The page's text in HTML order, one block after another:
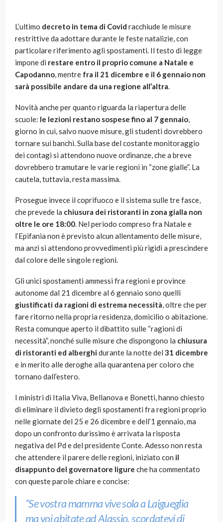
L’ultimo decreto in tema di Covid racchiude le misure
restrittive da adottare durante le feste natalizie, con
particolare riferimento agli spostamenti. Il testo di legge
impone di restare entro il proprio comune a Natale e
Capodanno, mentre fra il 21 dicembre e il 6 gennaio non
sarà possibile andare da una regione all’altra.
Novità anche per quanto riguarda la riapertura delle
scuole: le lezioni restano sospese fino al 7 gennaio,
giorno in cui, salvo nuove misure, gli studenti dovrebbero
tornare sui banchi. Sulla base del costante monitoraggio
dei contagi si attendono nuove ordinanze, che a breve
dovrebbero tramutare le varie regioni in “zone gialle”. La
cautela, tuttavia, resta massima.
Prosegue invece il coprifuoco e il sistema sulle tre fasce,
che prevede la chiusura dei ristoranti in zona gialla non
oltre le ore 18:00. Nel periodo compreso fra Natale e
l’Epifania non è previsto alcun allentamento delle misure,
ma anzi si attendono provvedimenti più rigidi a prescindere
dal colore delle singole regioni.
Gli unici spostamenti ammessi fra regioni e province
autonome dal 21 dicembre al 6 gennaio sono quelli
giustificati da ragioni di estrema necessità, oltre che per
fare ritorno nella propria residenza, domicilio o abitazione.
Resta comunque aperto il dibattito sulle “ragioni di
necessità”, nonché sulle misure che dispongono la chiusura
di ristoranti ed alberghidurante la notte del 31 dicembre
e in merito alle deroghe alla quarantena per coloro che
tornano dall’estero.
I ministri di Italia Viva, Bellanova e Bonetti, hanno chiesto
di eliminare il divieto degli spostamenti fra regioni proprio
nelle giornate del 25 e 26 dicembre e dell’1 gennaio, ma
dopo un confronto durissimo è arrivata la risposta
negativa del Pd e del presidente Conte. Adesso non resta
che attendere il parere delle regioni, iniziato con il
disappunto del governatore ligure che ha commentato
con queste parole chiare e concise:
“Se vostra mamma vive sola a Laigueglia
ma voi abitate ad Alassio, scordatevi di